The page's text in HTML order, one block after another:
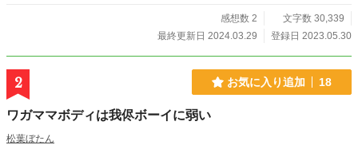
感想数 2
文字数 30,339
最終更新日 2024.03.29
登録日 2023.05.30
2 お気に入り追加 18
ワガママボディは我侭ボーイに弱い
松葉ぼたん